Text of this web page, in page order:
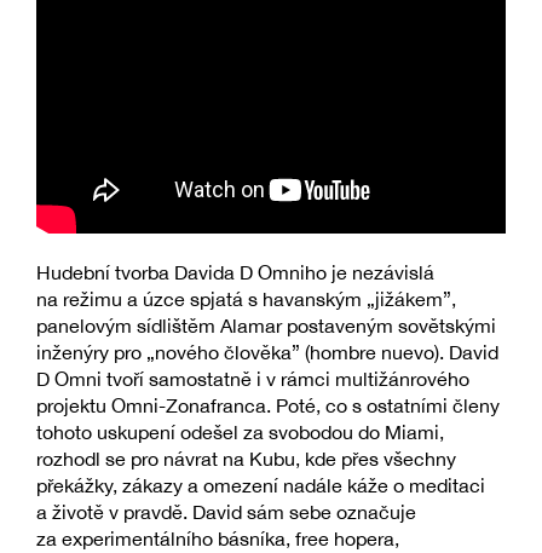
Hudební tvorba Davida D Omniho je nezávislá
na režimu a úzce spjatá s havanským „jižákem”,
panelovým sídlištěm Alamar postaveným sovětskými
inženýry pro „nového člověka” (hombre nuevo). David
D Omni tvoří samostatně i v rámci multižánrového
projektu Omni-Zonafranca. Poté, co s ostatními členy
tohoto uskupení odešel za svobodou do Miami,
rozhodl se pro návrat na Kubu, kde přes všechny
překážky, zákazy a omezení nadále káže o meditaci
a životě v pravdě. David sám sebe označuje
za experimentálního básníka, free hopera,